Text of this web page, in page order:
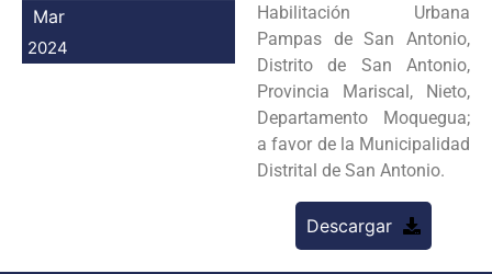
Mar
2024
Habilitación Urbana
Pampas de San Antonio,
Distrito de San Antonio,
Provincia Mariscal, Nieto,
Departamento Moquegua;
a favor de la Municipalidad
Distrital de San Antonio.
Descargar